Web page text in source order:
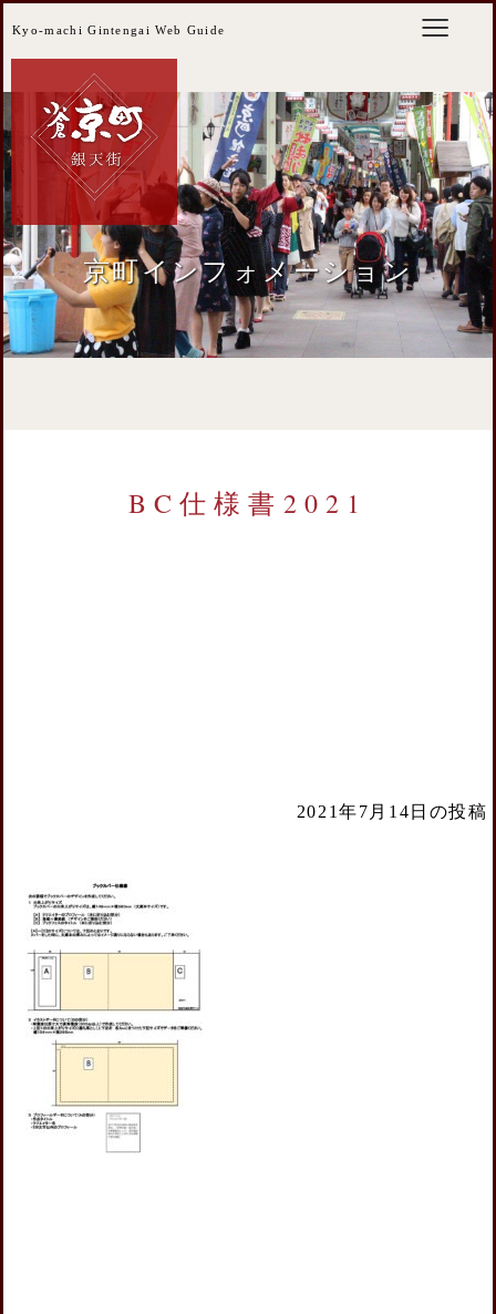
Kyo-machi Gintengai Web Guide
京町インフォメーション
BC仕様書2021
2021年7月14日の投稿